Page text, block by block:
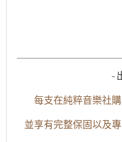
-
每支在純粹音樂社
並享有完整保固以及